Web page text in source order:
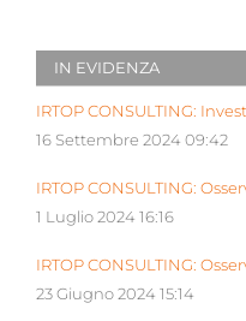
IN EVIDENZA
IRTOP CONSULTING:
16 Settembre 2024 09:42
IRTOP CONSULTING:
1 Luglio 2024 16:16
IRTOP CONSULTING:
23 Giugno 2024 15:14